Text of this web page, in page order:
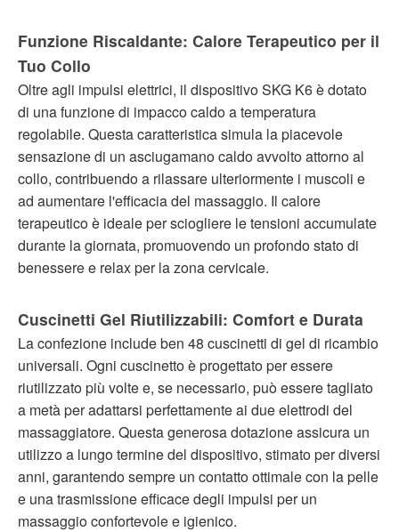
Funzione Riscaldante: Calore Terapeutico per il
Tuo Collo
Oltre agli impulsi elettrici, il dispositivo SKG K6 è dotato
di una funzione di impacco caldo a temperatura
regolabile. Questa caratteristica simula la piacevole
sensazione di un asciugamano caldo avvolto attorno al
collo, contribuendo a rilassare ulteriormente i muscoli e
ad aumentare l'efficacia del massaggio. Il calore
terapeutico è ideale per sciogliere le tensioni accumulate
durante la giornata, promuovendo un profondo stato di
benessere e relax per la zona cervicale.
Cuscinetti Gel Riutilizzabili: Comfort e Durata
La confezione include ben 48 cuscinetti di gel di ricambio
universali. Ogni cuscinetto è progettato per essere
riutilizzato più volte e, se necessario, può essere tagliato
a metà per adattarsi perfettamente ai due elettrodi del
massaggiatore. Questa generosa dotazione assicura un
utilizzo a lungo termine del dispositivo, stimato per diversi
anni, garantendo sempre un contatto ottimale con la pelle
e una trasmissione efficace degli impulsi per un
massaggio confortevole e igienico.